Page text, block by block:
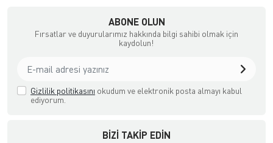
ABONE OLUN
Fırsatlar ve duyurularımız hakkında bilgi sahibi olmak için
kaydolun!
Gizlilik politikasını okudum ve elektronik posta almayı kabul
ediyorum.
BIZI TAKIP EDIN